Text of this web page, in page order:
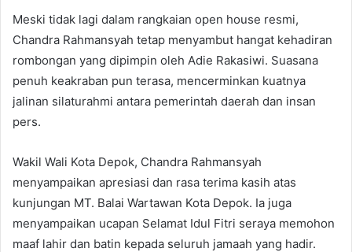
Meski tidak lagi dalam rangkaian open house resmi,
Chandra Rahmansyah tetap menyambut hangat kehadiran
rombongan yang dipimpin oleh Adie Rakasiwi. Suasana
penuh keakraban pun terasa, mencerminkan kuatnya
jalinan silaturahmi antara pemerintah daerah dan insan
pers.
Wakil Wali Kota Depok, Chandra Rahmansyah
menyampaikan apresiasi dan rasa terima kasih atas
kunjungan MT. Balai Wartawan Kota Depok. Ia juga
menyampaikan ucapan Selamat Idul Fitri seraya memohon
maaf lahir dan batin kepada seluruh jamaah yang hadir.